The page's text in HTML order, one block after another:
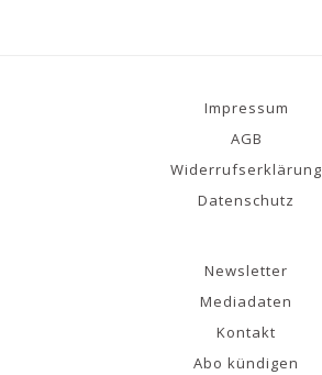
Impressum
AGB
Widerrufserklärung
Datenschutz
Newsletter
Mediadaten
Kontakt
Abo kündigen